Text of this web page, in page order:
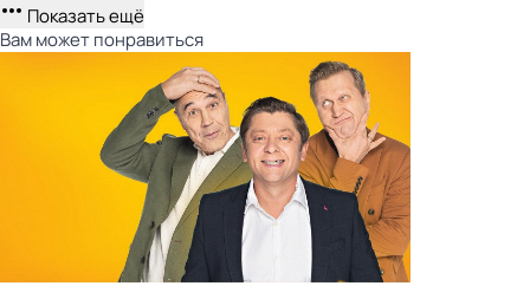
Показать ещё
Вам может понравиться